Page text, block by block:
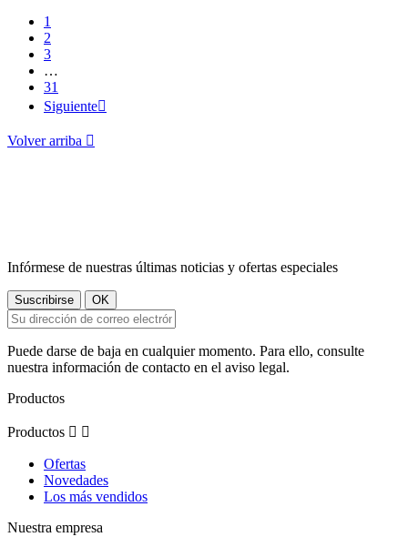
1
2
3
…
31
Siguiente
Volver arriba 
Infórmese de nuestras últimas noticias y ofertas especiales
Puede darse de baja en cualquier momento. Para ello, consulte
nuestra información de contacto en el aviso legal.
Productos
Productos  
Ofertas
Novedades
Los más vendidos
Nuestra empresa